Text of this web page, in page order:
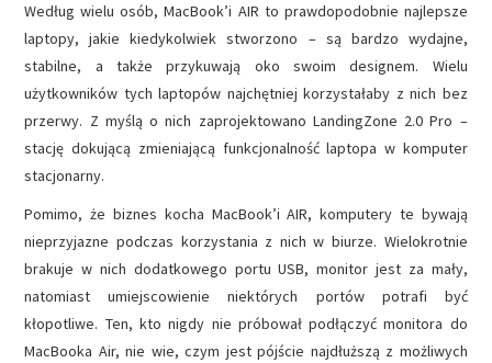
Według wielu osób, MacBook’i AIR to prawdopodobnie najlepsze
laptopy, jakie kiedykolwiek stworzono – są bardzo wydajne,
stabilne, a także przykuwają oko swoim designem. Wielu
użytkowników tych laptopów najchętniej korzystałaby z nich bez
przerwy. Z myślą o nich zaprojektowano LandingZone 2.0 Pro –
stację dokującą zmieniającą funkcjonalność laptopa w komputer
stacjonarny.
Pomimo, że biznes kocha MacBook’i AIR, komputery te bywają
nieprzyjazne podczas korzystania z nich w biurze. Wielokrotnie
brakuje w nich dodatkowego portu USB, monitor jest za mały,
natomiast umiejscowienie niektórych portów potrafi być
kłopotliwe. Ten, kto nigdy nie próbował podłączyć monitora do
MacBooka Air, nie wie, czym jest pójście najdłuższą z możliwych